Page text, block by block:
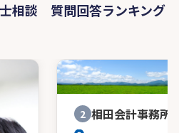
相談 質問回答ランキング
2 相田会計事務所